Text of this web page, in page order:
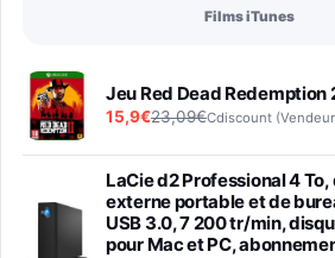
Films iTunes
Jeu Red Dead Redemption
15,9€23,09€Cdiscount
LaCie d2 Professional 4
externe portable et de
USB 3.0, 7 200 tr/min,
pour Mac et PC,